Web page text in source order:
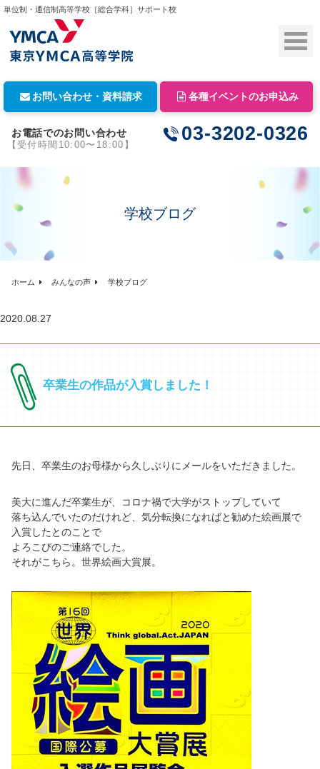
単位制・通信制高等学校［総合学科］サポート校
お問い合わせ・資料請求 各種イベントのお申込み
お電話でのお問い合わせ
【受付時間10:00〜18:00】
03-3202-0326
学校ブログ
ホーム みんなの声 学校ブログ
2020.08.27
卒業生の作品が入賞しました！
先日、卒業生のお母様から久しぶりにメールをいただきました。
美大に進んだ卒業生が、コロナ禍で大学がストップしていて
落ち込んでいたのだけれど、気分転換になればと勧めた絵画展で
入賞したとのことで
よろこびのご連絡でした。
それがこちら。世界絵画大賞展。